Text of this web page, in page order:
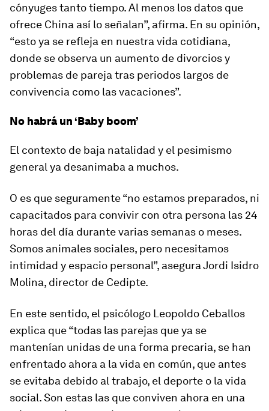
cónyuges tanto tiempo. Al menos los datos que
ofrece China así lo señalan”, afirma. En su opinión,
“esto ya se refleja en nuestra vida cotidiana,
donde se observa un aumento de divorcios y
problemas de pareja tras periodos largos de
convivencia como las vacaciones”.
No habrá un ‘Baby boom’
El contexto de baja natalidad y el pesimismo
general ya desanimaba a muchos.
O es que seguramente “no estamos preparados, ni
capacitados para convivir con otra persona las 24
horas del día durante varias semanas o meses.
Somos animales sociales, pero necesitamos
intimidad y espacio personal”, asegura Jordi Isidro
Molina, director de Cedipte.
En este sentido, el psicólogo Leopoldo Ceballos
explica que “todas las parejas que ya se
mantenían unidas de una forma precaria, se han
enfrentado ahora a la vida en común, que antes
se evitaba debido al trabajo, el deporte o la vida
social. Son estas las que conviven ahora en una